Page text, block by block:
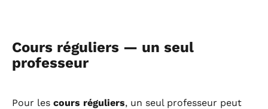
Cours réguliers — un seul
professeur
Pour les cours réguliers, un seul professeur peut